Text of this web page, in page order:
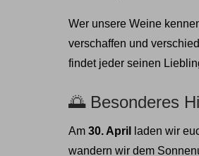
Wer unsere Weine
verschaffen und
findet jeder seinen
🌅 Besonderes
Am 30. April laden wir
wandern wir dem